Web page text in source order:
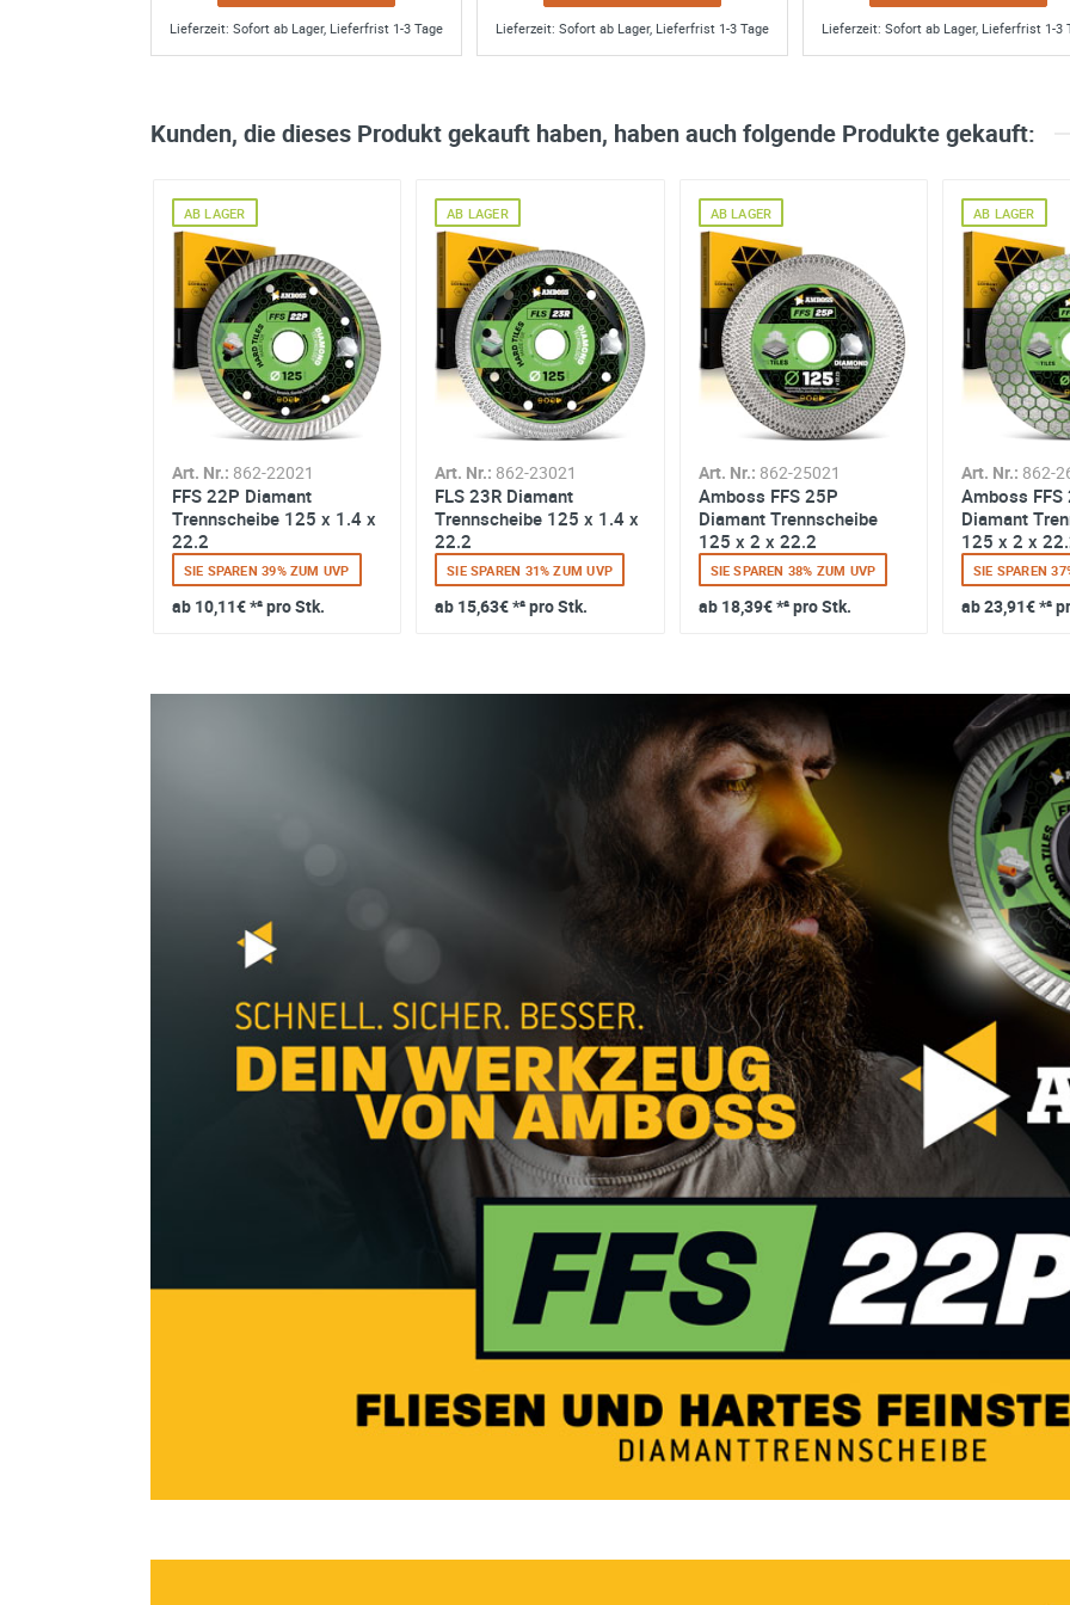
vonReccoüberamazon.de am Donnerstag, 6. Mai 2021
Lieferzeit: Sofort ab Lager, Lieferfrist 1-3 Tage Lieferzeit: Sofort ab Lager, Lieferfrist 1-3 Tage Lieferzeit: Sofort ab Lager, Lieferfrist 1-3
Kunden, die dieses Produkt gekauft haben, haben auch folgende Produkte gekauft:
Art. Nr.: 862-22021
FFS 22P Diamant
Trennscheibe 125 x 1.4 x
22.2
AB LAGER
SIE SPAREN 39% ZUM UVP
ab 10,11€*² pro Stk.
Art. Nr.: 862-23021
FLS 23R Diamant
Trennscheibe 125 x 1.4 x
22.2
AB LAGER
SIE SPAREN 31% ZUM UVP
ab 15,63€*² pro Stk.
Art. Nr.: 862-25021
Amboss FFS 25P
Diamant Trennscheibe
125 x 2 x 22.2
AB LAGER
SIE SPAREN 38% ZUM UVP
ab 18,39€*² pro Stk.
Art. Nr.: 862-
Amboss FFS
Diamant
125 x 2 x
AB LAGER
SIE SPAREN
ab23,91€*²